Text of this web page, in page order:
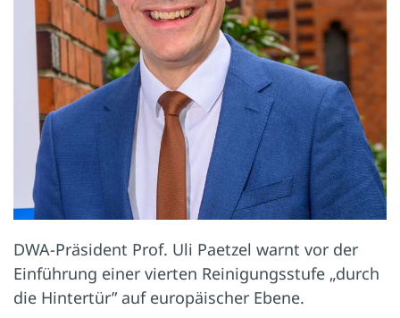
DWA-Präsident Prof. Uli Paetzel warnt vor der
Einführung einer vierten Reinigungsstufe „durch
die Hintertür” auf europäischer Ebene.